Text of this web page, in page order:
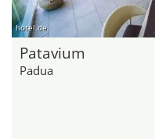
hotel.de
Patavium
Padua